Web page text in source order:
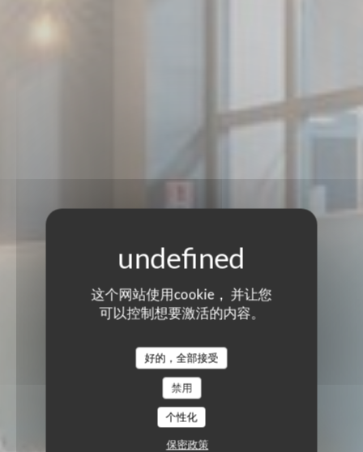
这个网站使用cookie， 并让您
可以控制想要激活的内容。
好的，全部接受
禁用
个性化
保密政策